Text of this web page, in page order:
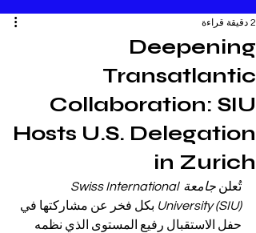
Deepening
Transatlantic
Collaboration: SIU
Hosts U.S. Delegation
in Zurich
2 دقيقة قراءة
تُعلن
جامعة Swiss International
University (SIU) بكل فخر عن مشاركتها في
حفل الاستقبال رفيع المستوى الذي نظمه